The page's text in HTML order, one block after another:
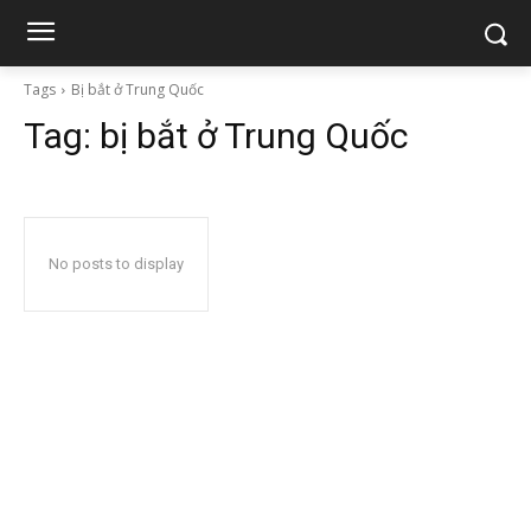
Tags Bị bắt ở Trung Quốc
Tag: bị bắt ở Trung Quốc
No posts to display